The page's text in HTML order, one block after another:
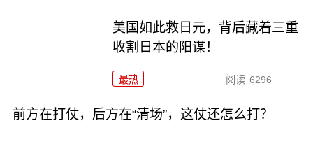
美国如此救日元，背后藏着三重
收割日本的阳谋！
最热 阅读 6296
前方在打仗，后方在“清场”，这仗还怎么打？